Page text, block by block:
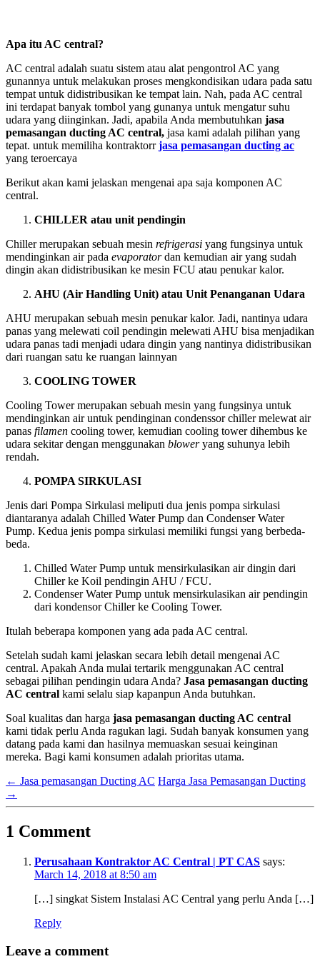
Apa itu AC central?
AC central adalah suatu sistem atau alat pengontrol AC yang
gunannya untuk melakukan proses mengkondisikan udara pada satu
tempat untuk didistribusikan ke tempat lain. Nah, pada AC central
ini terdapat banyak tombol yang gunanya untuk mengatur suhu
udara yang diinginkan. Jadi, apabila Anda membutuhkan jasa
pemasangan ducting AC central, jasa kami adalah pilihan yang
tepat. untuk memiliha kontraktorrjasa pemasangan ducting ac
yang teroercaya
Berikut akan kami jelaskan mengenai apa saja komponen AC
central.
CHILLER atau unit pendingin
Chiller merupakan sebuah mesin refrigerasi yang fungsinya untuk
mendinginkan air pada evaporatordan kemudian air yang sudah
dingin akan didistribusikan ke mesin FCU atau penukar kalor.
AHU (Air Handling Unit) atau Unit Penanganan Udara
AHU merupakan sebuah mesin penukar kalor. Jadi, nantinya udara
panas yang melewati coil pendingin melewati AHU bisa menjadikan
udara panas tadi menjadi udara dingin yang nantinya didistribusikan
dari ruangan satu ke ruangan lainnyan
COOLING TOWER
Cooling Tower merupakan sebuah mesin yang fungsinya untuk
mendinginkan air untuk pendinginan condenssor chiller melewat air
panas filamen cooling tower, kemudian cooling tower dihembus ke
udara sekitar dengan menggunakan bloweryang suhunya lebih
rendah.
POMPA SIRKULASI
Jenis dari Pompa Sirkulasi meliputi dua jenis pompa sirkulasi
diantaranya adalah Chilled Water Pump dan Condenser Water
Pump. Kedua jenis pompa sirkulasi memiliki fungsi yang berbeda-
beda.
Chilled Water Pump untuk mensirkulasikan air dingin dari
Chiller ke Koil pendingin AHU / FCU.
Condenser Water Pump untuk mensirkulasikan air pendingin
dari kondensor Chiller ke Cooling Tower.
Itulah beberapa komponen yang ada pada AC central.
Setelah sudah kami jelaskan secara lebih detail mengenai AC
central. Apakah Anda mulai tertarik menggunakan AC central
sebagai pilihan pendingin udara Anda? Jasa pemasangan ducting
AC central kami selalu siap kapanpun Anda butuhkan.
Soal kualitas dan harga jasa pemasangan ducting AC central
kami tidak perlu Anda ragukan lagi. Sudah banyak konsumen yang
datang pada kami dan hasilnya memuaskan sesuai keinginan
mereka. Bagi kami konsumen adalah prioritas utama.
← Jasa pemasangan Ducting AC Harga Jasa Pemasangan Ducting
→
1 Comment
Perusahaan Kontraktor AC Central | PT CAS says:
March 14, 2018 at 8:50 am
[…] singkat Sistem Instalasi AC Central yang perlu Anda […]
Reply
Leave a comment